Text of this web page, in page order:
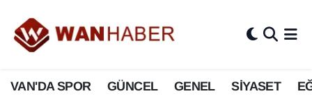
VAN'DA SPOR GÜNCEL GENEL SİYASET
3.SAYFA
ASAYİŞ
Van Nöbetçi Eczaneler
Van Hava Durumu